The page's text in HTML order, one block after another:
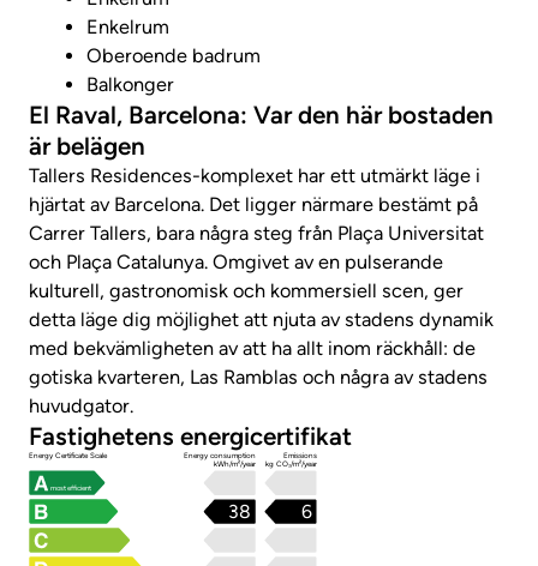
Enkelrum
Oberoende badrum
Balkonger
El Raval, Barcelona: Var den här bostaden
är belägen
Tallers Residences-komplexet har ett utmärkt läge i
hjärtat av Barcelona. Det ligger närmare bestämt på
Carrer Tallers, bara några steg från Plaça Universitat
och Plaça Catalunya. Omgivet av en pulserande
kulturell, gastronomisk och kommersiell scen, ger
detta läge dig möjlighet att njuta av stadens dynamik
med bekvämligheten av att ha allt inom räckhåll: de
gotiska kvarteren, Las Ramblas och några av stadens
huvudgator.
Fastighetens energicertifikat
Energy Certificate Scale
Energy consumption
kWh/m²/year
Emissions
kg CO₂/m²/year
most efficient
6
38